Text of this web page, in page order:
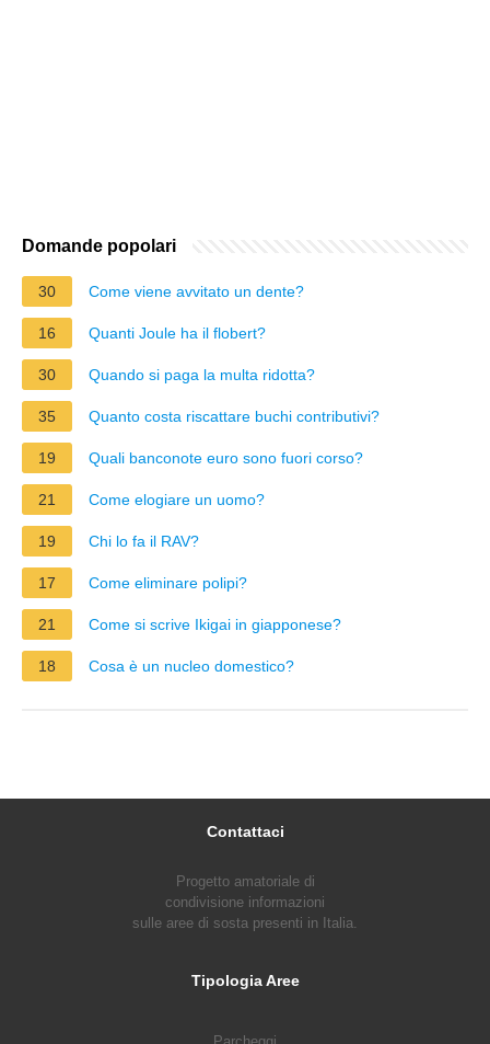
Domande popolari
30 Come viene avvitato un dente?
16 Quanti Joule ha il flobert?
30 Quando si paga la multa ridotta?
35 Quanto costa riscattare buchi contributivi?
19 Quali banconote euro sono fuori corso?
21 Come elogiare un uomo?
19 Chi lo fa il RAV?
17 Come eliminare polipi?
21 Come si scrive Ikigai in giapponese?
18 Cosa è un nucleo domestico?
Contattaci
Progetto amatoriale di
condivisione informazioni
sulle aree di sosta presenti in Italia.
Tipologia Aree
Parcheggi